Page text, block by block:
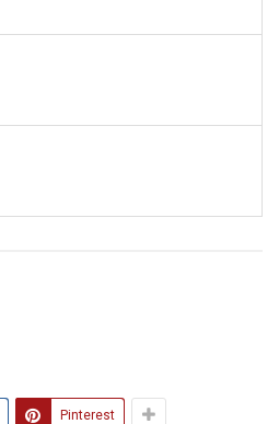
Pinterest